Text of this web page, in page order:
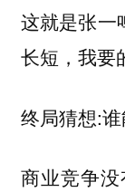
这就是张一
长短，我要
终局猜想:
商业竞争